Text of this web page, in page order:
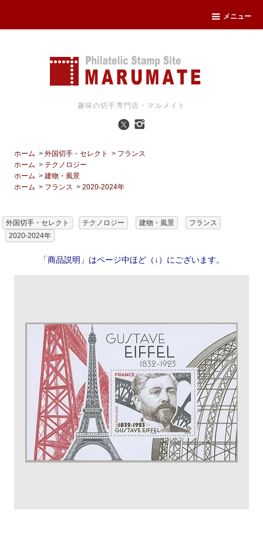
メニュー
趣味の切手専門店・マルメイト
ホーム >外国切手・セレクト > フランス
ホーム >テクノロジー
ホーム >建物・風景
ホーム > フランス >2020-2024年
外国切手・セレクト テクノロジー 建物・風景
フランス
2020-2024年
「商品説明」はページ中ほど（↓）にございます。